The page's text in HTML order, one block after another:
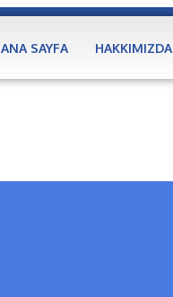
ANA SAYFA HAKKIMIZDA